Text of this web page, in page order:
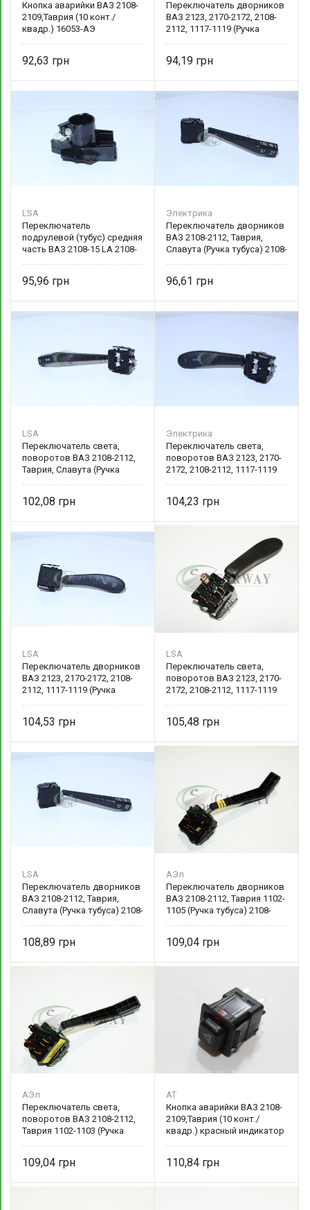
Кнопка аварийки ВАЗ 2108-
2109,Таврия (10 конт./
квадр.) 16053-АЭ
92,63
Переключатель дворников
ВАЗ 2123, 2170-2172, 2108-
2112, 1117-1119 (Ручка
94,19
LSA
Переключатель
подрулевой (тубус) средняя
часть ВАЗ 2108-15 LA 2108-
95,96
Электрика
Переключатель дворников
ВАЗ 2108-2112, Таврия,
Славута (Ручка тубуса) 2108-
96,61
LSA
Переключатель света,
поворотов ВАЗ 2108-2112,
Таврия, Славута (Ручка
102,08
Электрика
Переключатель света,
поворотов ВАЗ 2123, 2170-
2172, 2108-2112, 1117-1119
104,23
LSA
Переключатель дворников
ВАЗ 2123, 2170-2172, 2108-
2112, 1117-1119 (Ручка
104,53
LSA
Переключатель света,
поворотов ВАЗ 2123, 2170-
2172, 2108-2112, 1117-1119
105,48
LSA
Переключатель дворников
ВАЗ 2108-2112, Таврия,
Славута (Ручка тубуса) 2108-
108,89
АЭл
Переключатель дворников
ВАЗ 2108-2112, Таврия 1102-
1105 (Ручка тубуса) 2108-
109,04
АЭл
Переключатель света,
поворотов ВАЗ 2108-2112,
Таврия 1102-1103 (Ручка
109,04
AT
Кнопка аварийки ВАЗ 2108-
2109,Таврия (10 конт./
квадр.) красный индикатор
110,84